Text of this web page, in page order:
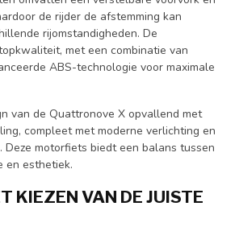
de rijder de afstemming kan
rijomstandigheden. De
met een combinatie van
ABS-technologie voor maximale
van de Quattronove X opvallend met
compleet met moderne verlichting en
Deze motorfiets biedt een balans tussen
en esthetiek.
KIEZEN VAN DE JUISTE